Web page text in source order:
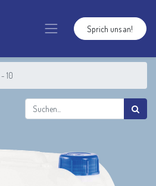
Sprich uns an!
10